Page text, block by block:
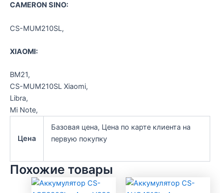
CAMERON SINO:
CS-MUM210SL,
XIAOMI:
BM21,
CS-MUM210SL Xiaomi,
Libra,
Mi Note,
Цена
Базовая цена, Цена по карте клиента на
первую покупку
Похожие товары